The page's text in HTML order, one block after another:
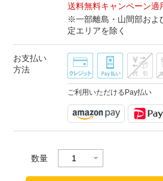
送料無料キャンペーン適
※一部離島・山間部およ
定エリアを除く
お支払い
方法
ご利用いただけるPay払い
数量